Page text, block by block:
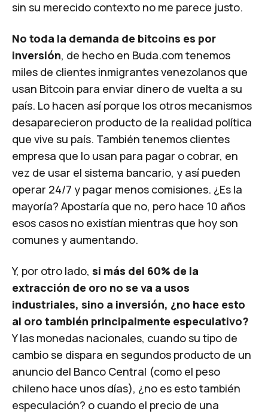
sin su merecido contexto no me parece justo.
No toda la demanda de bitcoins es por
inversión, de hecho en Buda.com tenemos
miles de clientes inmigrantes venezolanos que
usan Bitcoin para enviar dinero de vuelta a su
país. Lo hacen así porque los otros mecanismos
desaparecieron producto de la realidad política
que vive su país. También tenemos clientes
empresa que lo usan para pagar o cobrar, en
vez de usar el sistema bancario, y así pueden
operar 24/7 y pagar menos comisiones. ¿Es la
mayoría? Apostaría que no, pero hace 10 años
esos casos no existían mientras que hoy son
comunes y aumentando.
Y, por otro lado, si más del 60% de la
extracción de oro no se va a usos
industriales, sino a inversión, ¿no hace esto
al oro también principalmente especulativo?
Y las monedas nacionales, cuando su tipo de
cambio se dispara en segundos producto de un
anuncio del Banco Central (como el peso
chileno hace unos días), ¿no es esto también
especulación? o cuando el precio de una